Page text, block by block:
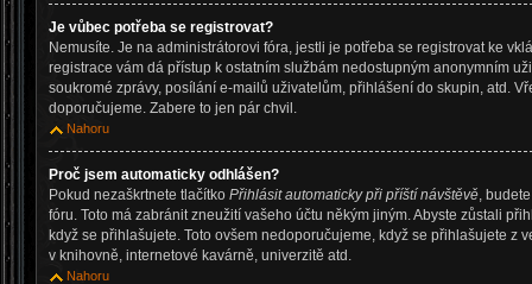
Je vůbec potřeba se registrovat?
Nemusíte. Je na administrátorovi fóra, jestli je potřeba se registrovat ke
registrace vám dá přístup k ostatním službám nedostupným anonymním
soukromé zprávy, posílání e-mailů uživatelům, přihlášení do skupin, atd.
doporučujeme. Zabere to jen pár chvil.
Nahoru
Proč jsem automaticky odhlášen?
Pokud nezaškrtnete tlačítko Přihlásit automaticky při příští návštěvě,
fóru. Toto má zabránit zneužití vašeho účtu někým jiným. Abyste zůstali
když se přihlašujete. Toto ovšem nedoporučujeme, když se přihlašujete z
v knihovně, internetové kavárně, univerzitě atd.
Nahoru